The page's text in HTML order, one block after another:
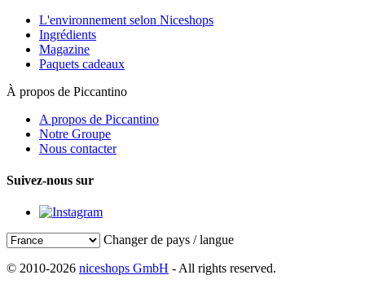
L'environnement selon Niceshops
Ingrédients
Magazine
Paquets cadeaux
À propos de Piccantino
A propos de Piccantino
Notre Groupe
Nous contacter
Suivez-nous sur
Changer de pays / langue
© 2010-2026 niceshops GmbH - All rights reserved.